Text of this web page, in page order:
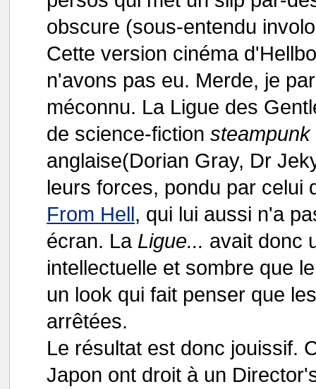
obscure (sous-entendu
Cette version cinéma
n'avons pas eu. Merde, je
méconnu. La Ligue des
de science-fictionsteampunk
anglaise(Dorian Gray, Dr
leurs forces, pondu par celui
From Hell, qui lui aussi n'a
écran. La Ligue... avait donc
intellectuelle et sombre que
un look qui fait penser que
arrêtées.
Le résultat est donc jouissif.
Japon ont droit à un